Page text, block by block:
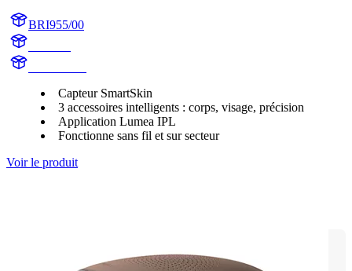
BRI955/00
Capteur SmartSkin
3 accessoires intelligents : corps, visage, précision
Application Lumea IPL
Fonctionne sans fil et sur secteur
Voir le produit